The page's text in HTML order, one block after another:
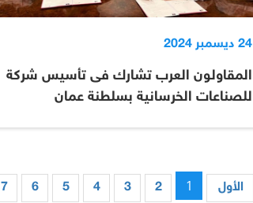
24 ديسمبر 2024
المقاولون العرب تشارك فى تأسيس شركة
للصناعات الخرسانية بسلطنة عمان
الأول 1
2
3
4
5
6
7